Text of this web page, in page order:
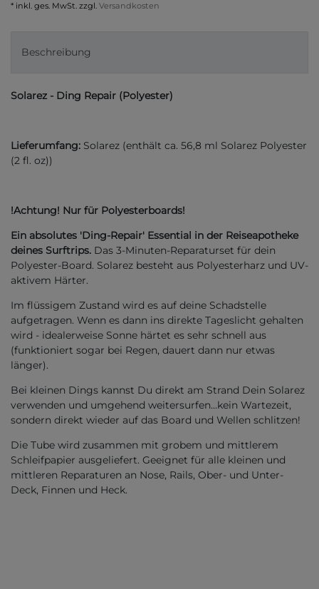
* inkl. ges. MwSt. zzgl. Versandkosten
Beschreibung
Solarez - Ding Repair (Polyester)
Lieferumfang: Solarez (enthält ca. 56,8 ml Solarez Polyester
(2 fl. oz))
!Achtung! Nur für Polyesterboards!
Ein absolutes 'Ding-Repair' Essential in der Reiseapotheke
deines Surftrips. Das 3-Minuten-Reparaturset für dein
Polyester-Board. Solarez besteht aus Polyesterharz und UV-
aktivem Härter.
Im flüssigem Zustand wird es auf deine Schadstelle
aufgetragen. Wenn es dann ins direkte Tageslicht gehalten
wird - idealerweise Sonne härtet es sehr schnell aus
(funktioniert sogar bei Regen, dauert dann nur etwas
länger).
Bei kleinen Dings kannst Du direkt am Strand Dein Solarez
verwenden und umgehend weitersurfen...kein Wartezeit,
sondern direkt wieder auf das Board und Wellen schlitzen!
Die Tube wird zusammen mit grobem und mittlerem
Schleifpapier ausgeliefert. Geeignet für alle kleinen und
mittleren Reparaturen an Nose, Rails, Ober- und Unter-
Deck, Finnen und Heck.